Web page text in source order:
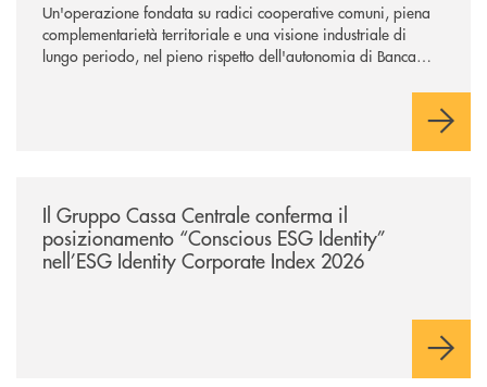
Un'operazione fondata su radici cooperative comuni, piena
complementarietà territoriale e una visione industriale di
lungo periodo, nel pieno rispetto dell'autonomia di Banca
negoziazione esclusiva per la finalizzazione dell’operazione.
Il Gruppo Cassa Centrale conferma il
posizionamento “Conscious ESG Identity”
nell’ESG Identity Corporate Index 2026